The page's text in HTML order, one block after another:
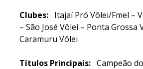
Clubes: Itajaí Pró Vôlei/Fmel –
– São José Vôlei – Ponta Grossa
Caramuru Vôlei
Títulos Principais: Campeão